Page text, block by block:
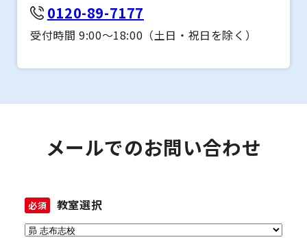
0120-89-7177
受付時間 9:00～18:00（土日・祝日を除く）
メールでのお問い合わせ
必須 教室選択